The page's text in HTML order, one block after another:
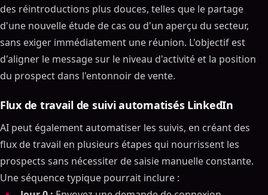
des réintroductions plus douces, telles que le partage
d'une nouvelle étude de cas ou d'un aperçu du secteur,
sans exiger immédiatement une réunion. L'objectif est
d'aligner le message sur le niveau d'activité et la position
du prospect dans l'entonnoir de vente.
Flux de travail de suivi automatisés LinkedIn
AI peut également automatiser les suivis, en créant des
flux de travail en plusieurs étapes qui nourrissent les
prospects sans nécessiter de saisie manuelle constante.
Une séquence typique pourrait inclure :